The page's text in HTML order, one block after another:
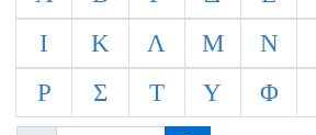
Ι
Κ Λ Μ Ν
Ρ
Σ Τ Υ Φ